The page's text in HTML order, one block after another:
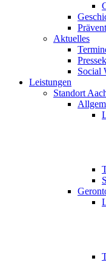
Aktuelles
Social
Leistungen
Standort